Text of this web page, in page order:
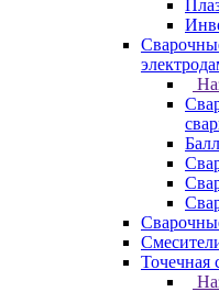
Точечная